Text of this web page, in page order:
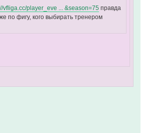
vfliga.cc/player_eve ... &season=75 правда
по фигу, кого выбирать тренером